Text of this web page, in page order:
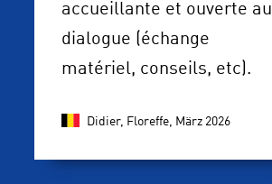
accueillante et ouverte au
dialogue (échange
matériel, conseils, etc).
Didier, Floreffe, März 2026